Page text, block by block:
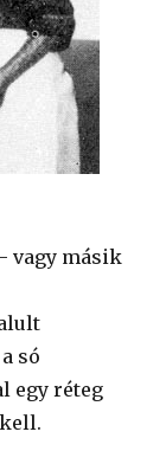
vagy másik
só
egy réteg